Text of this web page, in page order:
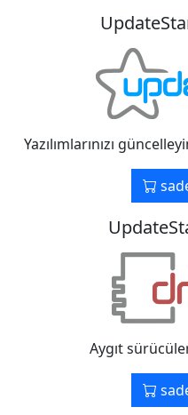
Yazılımlarınızı
Aygıt